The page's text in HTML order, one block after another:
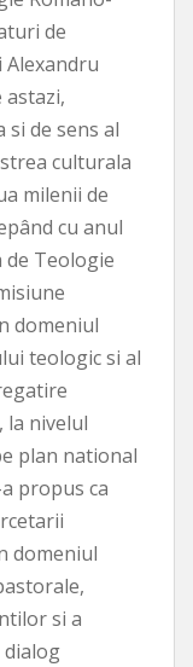
de
Alexandru
astazi,
de sens al
culturala
milenii de
cu anul
de Teologie
domeniul
teologic si al
la nivelul
plan national
propus ca
domeniul
si a
dialog